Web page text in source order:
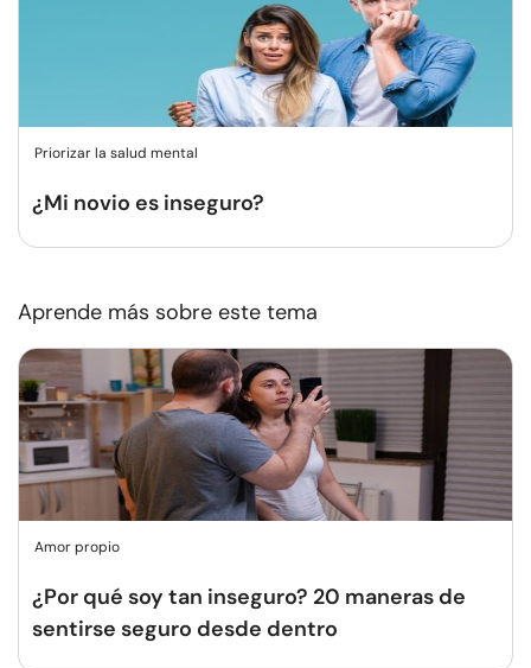
Priorizar la salud mental
¿Mi novio es inseguro?
Aprende más sobre este tema
Amor propio
¿Por qué soy tan inseguro? 20 maneras de
sentirse seguro desde dentro